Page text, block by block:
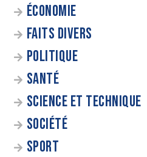
ÉCONOMIE
FAITS DIVERS
POLITIQUE
SANTÉ
SCIENCE ET TECHNIQUE
SOCIÉTÉ
SPORT